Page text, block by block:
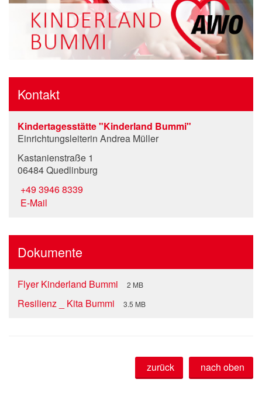
Kontakt
Kindertagesstätte "Kinderland Bummi"
Einrichtungsleiterin Andrea Müller
Kastanienstraße 1
06484 Quedlinburg
+49 3946 8339
E-Mail
Dokumente
Flyer Kinderland Bummi 2 MB
Resilienz _ Kita Bummi 3.5 MB
nach oben
zurück